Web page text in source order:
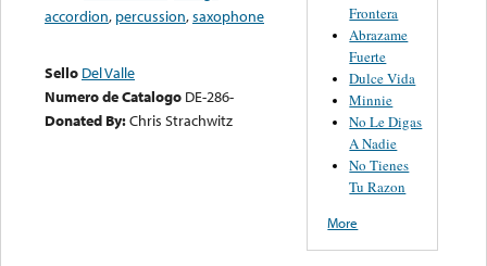
accordion, percussion,saxophone
Sello Del Valle
Numero de Catalogo DE-286-
Donated By:Chris Strachwitz
Frontera
Abrazame
Fuerte
Dulce Vida
Minnie
No Le Digas
A Nadie
No Tienes
Tu Razon
More